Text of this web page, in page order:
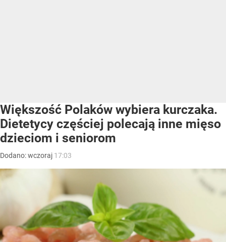
Większość Polaków wybiera kurczaka.
Dietetycy częściej polecają inne mięso
dzieciom i seniorom
Dodano:wczoraj 17:03